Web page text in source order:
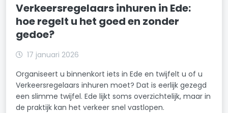
Verkeersregelaars inhuren in Ede:
hoe regelt u het goed en zonder
gedoe?
17 januari 2026
Organiseert u binnenkort iets in Ede en twijfelt u of u
Verkeersregelaars inhuren moet? Dat is eerlijk gezegd
een slimme twijfel. Ede lijkt soms overzichtelijk, maar in
de praktijk kan het verkeer snel vastlopen.